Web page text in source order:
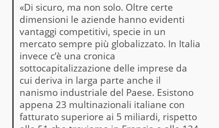
«Di sicuro, ma non solo. Oltre certe
dimensioni le aziende hanno evidenti
vantaggi competitivi, specie in un
mercato sempre più globalizzato. In Italia
invece c’è una cronica
sottocapitalizzazione delle imprese da
cui deriva in larga parte anche il
nanismo industriale del Paese. Esistono
appena 23 multinazionali italiane con
fatturato superiore ai 5 miliardi, rispetto